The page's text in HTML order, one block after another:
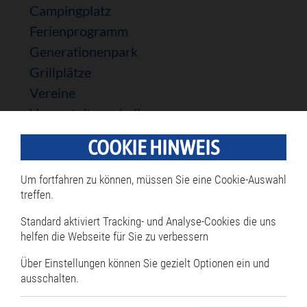
Campingplatz
Ferienprogramm
Generationenpark
Grillplätze
Vereine
Veranstaltungshallen
Förderprojekt „Innenstadtberater“
Rathaus
Navigation
überspringen
Bürgermeister
Öffnungszeiten
COOKIE HINWEIS
Um fortfahren zu können, müssen Sie eine Cookie-Auswahl
treffen.
Standard aktiviert Tracking- und Analyse-Cookies die uns
helfen die Webseite für Sie zu verbessern
Über Einstellungen können Sie gezielt Optionen ein und
ausschalten.